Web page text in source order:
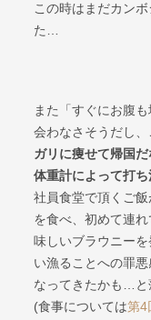
この時はまだカン
た…
また「すぐにお腹
会わなさそうだし、
ガリに痩せて帰国
体重計によって打ち
社員食堂で頂くご
を食べ、初めて連
味しいブラウニー
い漁ることへの罪
なってきたかも…と
(食事については第4